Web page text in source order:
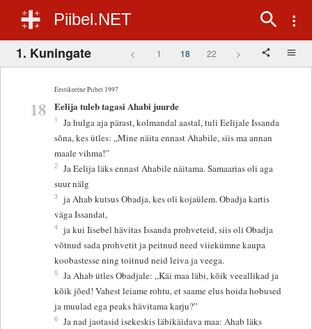
Piibel.NET
1. Kuningate < 1 18 22 >
Eestikeelne Piibel 1997
18 Eelija tuleb tagasi Ahabi juurde
1
Ja hulga aja pärast, kolmandal aastal, tuli Eelijale Issanda
sõna, kes ütles: „Mine näita ennast Ahabile, siis ma annan
maale vihma!”
2 Ja Eelija läks ennast Ahabile näitama. Samaarias oli aga
suur nälg
3 ja Ahab kutsus Obadja, kes oli kojaülem. Obadja kartis
väga Issandat,
4 ja kui Iisebel hävitas Issanda prohveteid, siis oli Obadja
võtnud sada prohvetit ja peitnud need viiekümne kaupa
koobastesse ning toitnud neid leiva ja veega.
5 Ja Ahab ütles Obadjale: „Käi maa läbi, kõik veeallikad ja
kõik jõed! Vahest leiame rohtu, et saame elus hoida hobused
ja muulad ega peaks hävitama karju?”
6 Ja nad jaotasid isekeskis läbikäidava maa: Ahab läks